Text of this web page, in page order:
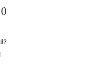
()